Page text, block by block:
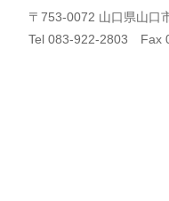
〒753-0072 山口県山口
Tel 083-922-2803 Fax